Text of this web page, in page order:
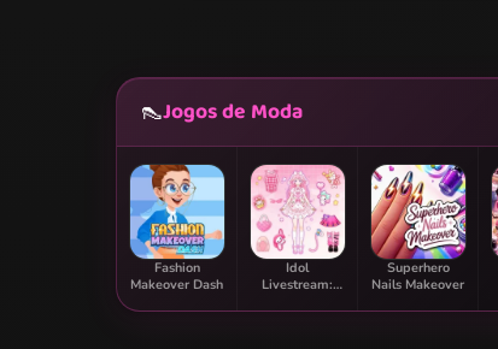
👠Jogos de Moda
Fashion
Makeover Dash
Idol
Livestream:
Superhero
Nails Makeover